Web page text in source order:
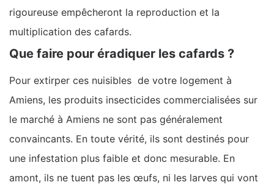
rigoureuse empêcheront la reproduction et la
multiplication des cafards.
Que faire pour éradiquer les cafards ?
Pour extirper ces nuisibles de votre logement à
Amiens, les produits insecticides commercialisées sur
le marché à Amiens ne sont pas généralement
convaincants. En toute vérité, ils sont destinés pour
une infestation plus faible et donc mesurable. En
amont, ils ne tuent pas les œufs, ni les larves qui vont